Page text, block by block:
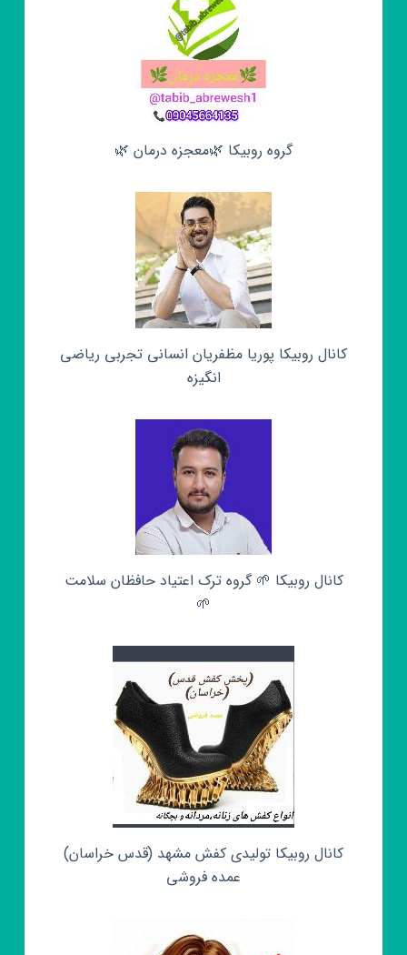
گروه روبیکا 🌿معجزه درمان 🌿
کانال روبیکا پوریا مظفریان انسانی تجربی ریاضی
انگیزه
کانال روبیکا 🌱 گروه ترک اعتیاد حافظان سلامت
🌱
کانال روبیکا تولیدی کفش مشهد (قدس خراسان)
عمده فروشی